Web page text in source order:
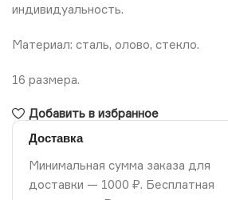
индивидуальность.
Материал: сталь, олово, стекло.
16 размера.
Добавить в избранное
Доставка
Минимальная сумма заказа для
доставки — 1000 ₽. Бесплатная